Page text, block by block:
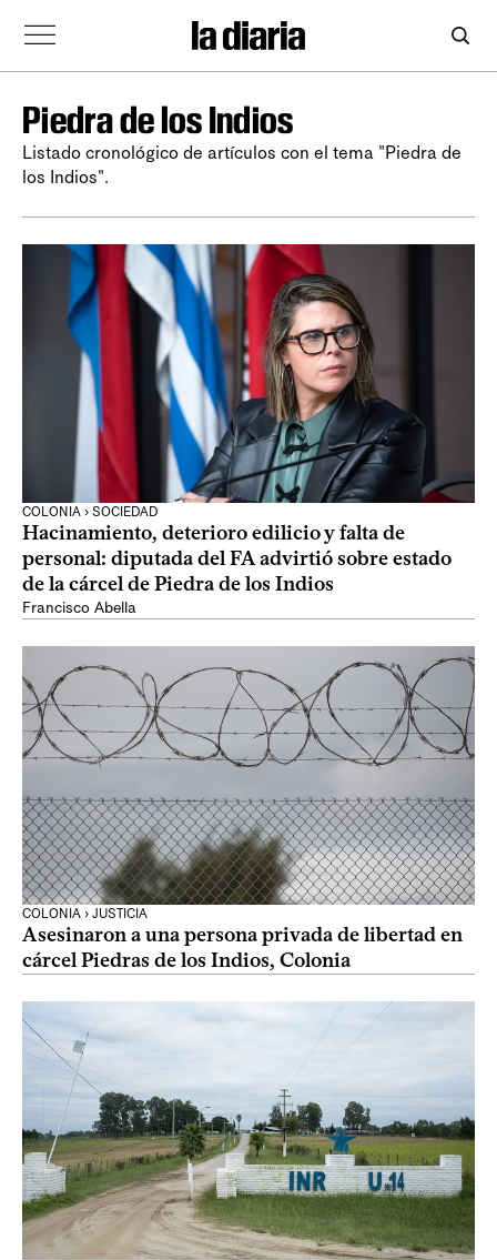
Piedra de los Indios
Listado cronológico de artículos con el tema "Piedra de
los Indios".
COLONIA › SOCIEDAD
Hacinamiento, deterioro edilicio y falta de
personal: diputada del FA advirtió sobre estado
de la cárcel de Piedra de los Indios
Francisco Abella
COLONIA › JUSTICIA
Asesinaron a una persona privada de libertad en
cárcel Piedras de los Indios, Colonia